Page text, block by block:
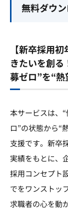
無料ダウ
【新卒採用
きたいを創
募ゼロ”を“
本サービスは、
ロ”の状態から“
支援です。新卒
実績をもとに、
採用コンセプト
でをワンストッ
求職者の心を動